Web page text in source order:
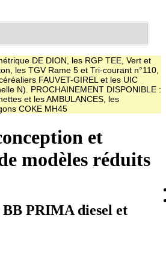
DE DION, les RGP TEE, Vert et
les TGV Rame 5 et Tri-courant n°110,
FAUVET-GIREL et les UIC
N). PROCHAINEMENT DISPONIBLE :
et les AMBULANCES, les
COKE MH45
et
modèles réduits
PRIMA diesel et